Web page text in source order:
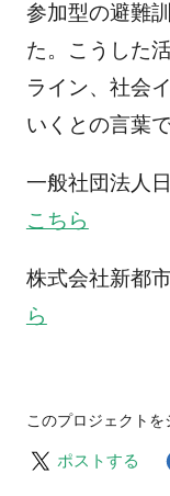
参加型の避難
た。こうした
ライン、社会
いくとの言葉
一般社団法人
こちら
株式会社新都
ら
このプロジェクトを
ポストする